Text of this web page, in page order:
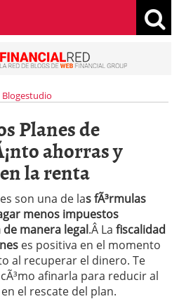
Blogestudio
Planes de
ahorras y
la renta
son una de las fÃ³rmulas
menos impuestos
de manera legal.Â La fiscalidad
es positiva en el momento
al recuperar el dinero. Te
afinarla para reducir al
el rescate del plan.